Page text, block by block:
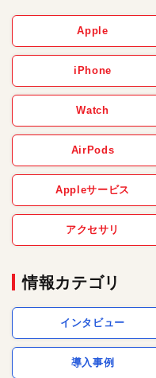
Apple
iPhone
Watch
AirPods
Appleサービス
アクセサリ
情報カテゴリ
インタビュー
導入事例